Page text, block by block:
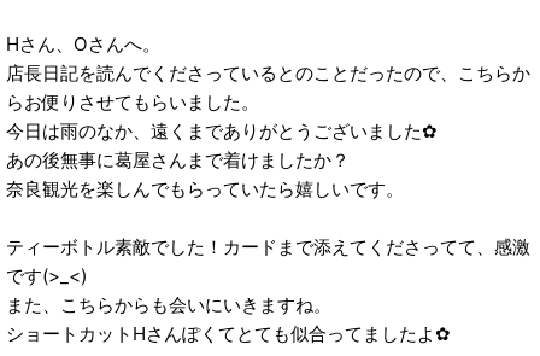
Hさん、Oさんへ。
店長日記を読んでくださっているとのことだったので、こちらか
らお便りさせてもらいました。
今日は雨のなか、遠くまでありがとうございました✿
あの後無事に葛屋さんまで着けましたか？
奈良観光を楽しんでもらっていたら嬉しいです。
ティーボトル素敵でした！カードまで添えてくださってて、感激
です(>_<)
また、こちらからも会いにいきますね。
ショートカットHさんぽくてとても似合ってましたよ✿